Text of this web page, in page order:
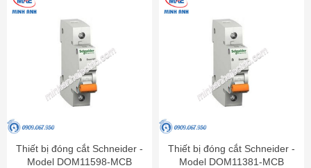
Thiết bị đóng cắt Schneider -
Model DOM11598-MCB
Thiết bị đóng cắt Schneider -
Model DOM11381-MCB